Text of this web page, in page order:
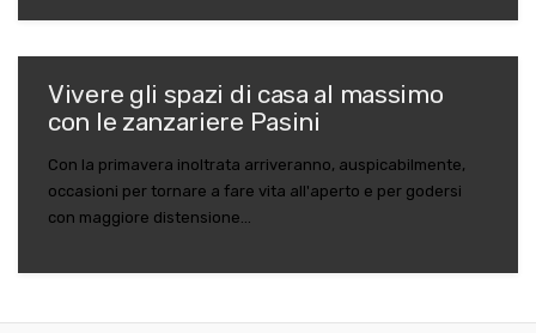
Vivere gli spazi di casa al massimo
con le zanzariere Pasini
Con la primavera inoltrata arriveranno, auspicabilmente,
occasioni per tornare a fare vita all'aperto e per godersi
con maggiore distensione...